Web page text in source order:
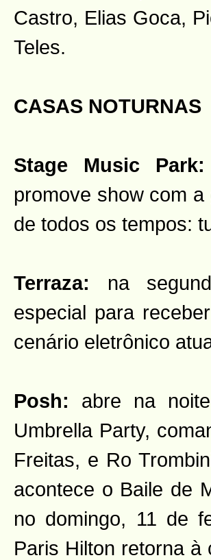
Castro, Elias Goca,
Teles.
CASAS NOTURNAS
Stage Music Park:
promove show com
de todos os tempos:
Terraza: na
especial para
cenário eletrônico
Posh: abre na
Umbrella Party,
Freitas, e Ro
acontece o Baile de
no domingo, 11 de
Paris Hilton retorna